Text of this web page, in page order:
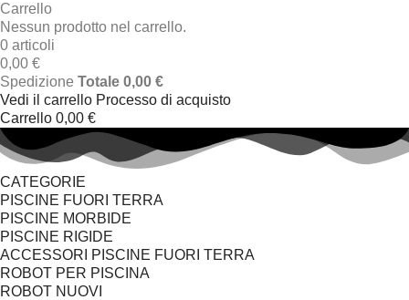
Carrello
Nessun prodotto nel carrello.
0 articoli
0,00 €
Spedizione Totale 0,00 €
Vedi il carrello Processo di acquisto
Carrello 0,00 €
CATEGORIE
PISCINE FUORI TERRA
PISCINE MORBIDE
PISCINE RIGIDE
ACCESSORI PISCINE FUORI TERRA
ROBOT PER PISCINA
ROBOT NUOVI